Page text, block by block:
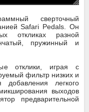
сверточный
Safari Pedals. Он
откликах разной
пружинный и
отклики, играя с
фильтр низких и
легкого
выходов
предварительной